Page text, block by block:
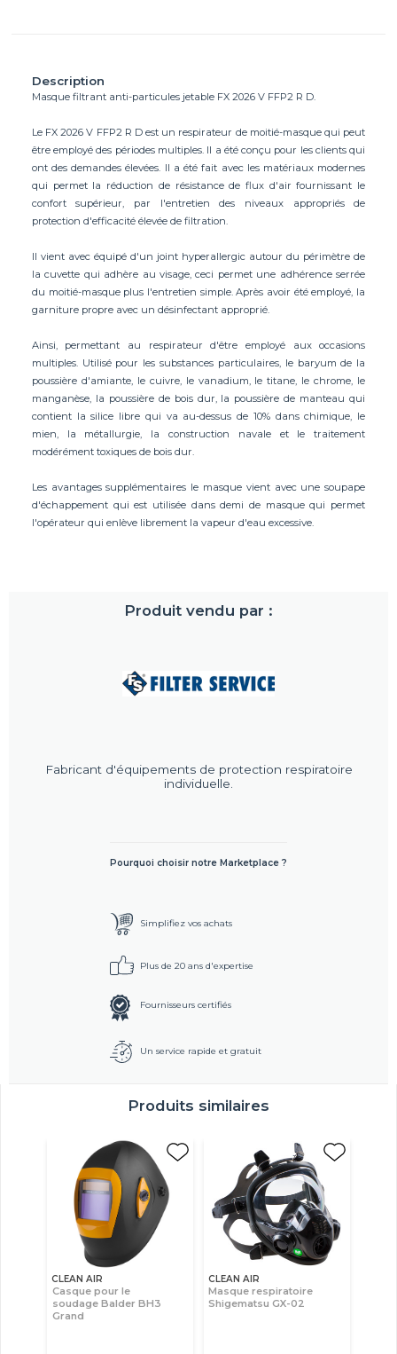
Description
Masque filtrant anti-particules jetable FX 2026 V FFP2 R D.
Le FX 2026 V FFP2 R D est un respirateur de moitié-masque qui peut
être employé des périodes multiples. Il a été conçu pour les clients qui
ont des demandes élevées. Il a été fait avec les matériaux modernes
qui permet la réduction de résistance de flux d'air fournissant le
confort supérieur, par l'entretien des niveaux appropriés de
protection d'efficacité élevée de filtration.
Il vient avec équipé d'un joint hyperallergic autour du périmètre de
la cuvette qui adhère au visage, ceci permet une adhérence serrée
du moitié-masque plus l'entretien simple. Après avoir été employé, la
garniture propre avec un désinfectant approprié.
Ainsi, permettant au respirateur d'être employé aux occasions
multiples. Utilisé pour les substances particulaires, le baryum de la
poussière d'amiante, le cuivre, le vanadium, le titane, le chrome, le
manganèse, la poussière de bois dur, la poussière de manteau qui
contient la silice libre qui va au-dessus de 10% dans chimique, le
mien, la métallurgie, la construction navale et le traitement
modérément toxiques de bois dur.
Les avantages supplémentaires le masque vient avec une soupape
d'échappement qui est utilisée dans demi de masque qui permet
l'opérateur qui enlève librement la vapeur d'eau excessive.
Produit vendu par :
Fabricant d'équipements de protection respiratoire
individuelle.
Pourquoi choisir notre Marketplace ?
Simplifiez vos achats
Plus de 20 ans d'expertise
Fournisseurs certifiés
Un service rapide et gratuit
Produits similaires
CLEAN AIR
Casque pour le
soudage Balder BH3
Grand
CLEAN AIR
Masque respiratoire
Shigematsu GX-02